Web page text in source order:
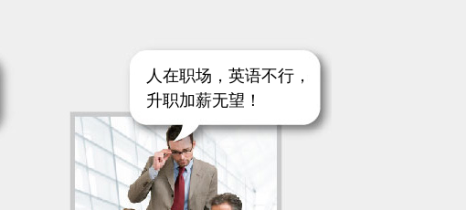
人在职场，英语不行，
升职加薪无望！